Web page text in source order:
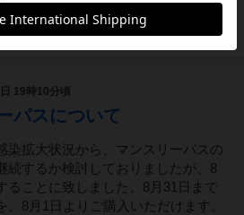
19時10分頃
パスについて
染拡大状況から、マンスリーパスの
続するか検討しておりましたが、8
ることに致しました。8月31日まで
8月1日よりご購入いただけます。